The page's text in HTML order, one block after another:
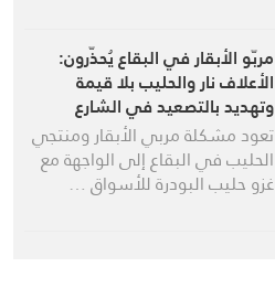
مربّو الأبقار في البقاع يُحذّرون:
الأعلاف نار والحليب بلا قيمة
وتهديد بالتصعيد في الشارع
تعود مشكلة مربي الأبقار ومنتجي
الحليب في البقاع إلى الواجهة مع
غزو حليب البودرة للأسواق …